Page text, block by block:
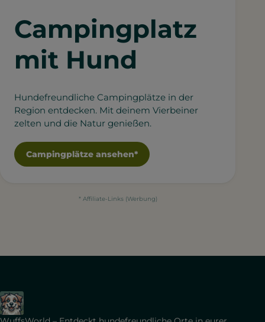
Campingplatz
mit Hund
Hundefreundliche Campingplätze in der
Region entdecken. Mit deinem Vierbeiner
zelten und die Natur genießen.
Campingplätze ansehen*
* Affiliate-Links (Werbung)